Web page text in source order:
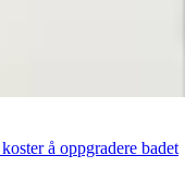
å oppgradere badet